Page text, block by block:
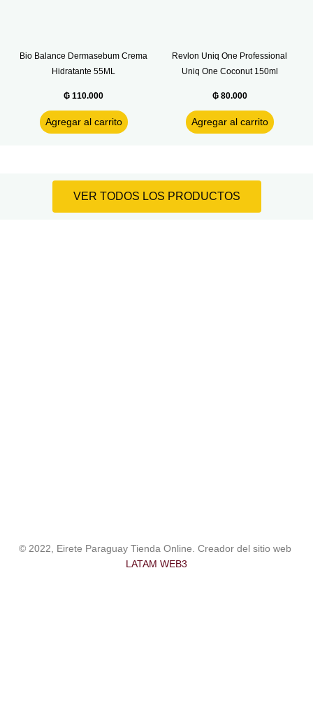
Bio Balance Dermasebum Crema
Hidratante 55ML
₲ 110.000
Agregar al carrito
Revlon Uniq One Professional
Uniq One Coconut 150ml
₲80.000
Agregar al carrito
VER TODOS LOS PRODUCTOS
© 2022, Eirete Paraguay Tienda Online. Creador del sitio web
LATAM WEB3